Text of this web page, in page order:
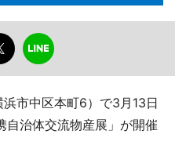
市中区本町6）で3月13日
自治体交流物産展」が開催